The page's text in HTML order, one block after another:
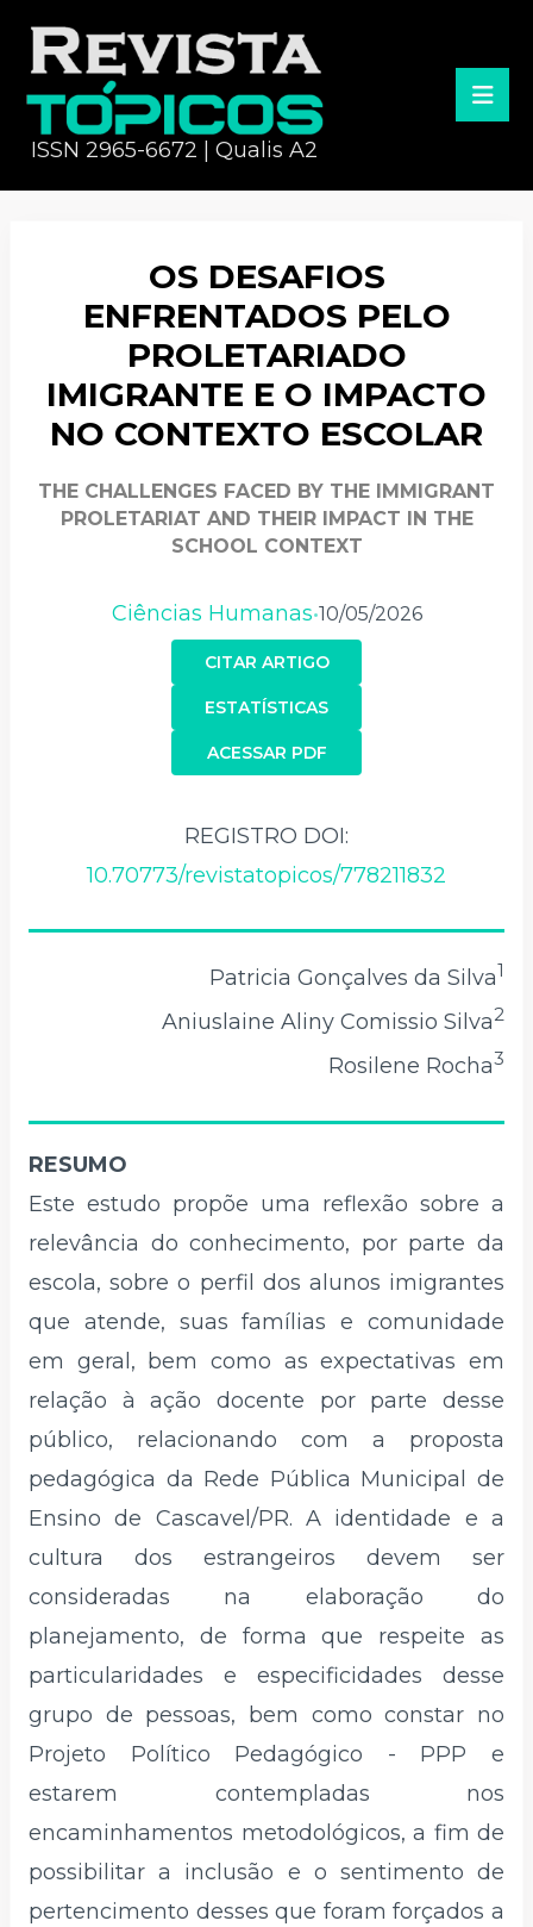
ISSN 2965-6672 | Qualis A2
OS DESAFIOS
ENFRENTADOS PELO
PROLETARIADO
IMIGRANTE E O IMPACTO
NO CONTEXTO ESCOLAR
THE CHALLENGES FACED BY THE IMMIGRANT
PROLETARIAT AND THEIR IMPACT IN THE
SCHOOL CONTEXT
Ciências Humanas•10/05/2026
CITAR ARTIGO
ACESSAR PDF
ESTATÍSTICAS
REGISTRO DOI:
10.70773/revistatopicos/778211832
Patricia Gonçalves da Silva1
Aniuslaine Aliny Comissio Silva2
Rosilene Rocha3
RESUMO
Este estudo propõe uma reflexão sobre a
relevância do conhecimento, por parte da
escola, sobre o perfil dos alunos imigrantes
que atende, suas famílias e comunidade
em geral, bem como as expectativas em
relação à ação docente por parte desse
público, relacionando com a proposta
pedagógica da Rede Pública Municipal de
Ensino de Cascavel/PR. A identidade e a
cultura dos estrangeiros devem ser
consideradas na elaboração do
planejamento, de forma que respeite as
particularidades e especificidades desse
grupo de pessoas, bem como constar no
Projeto Político Pedagógico - PPP e
estarem contempladas nos
encaminhamentos metodológicos, a fim de
possibilitar a inclusão e o sentimento de
pertencimento desses que foram forçados a